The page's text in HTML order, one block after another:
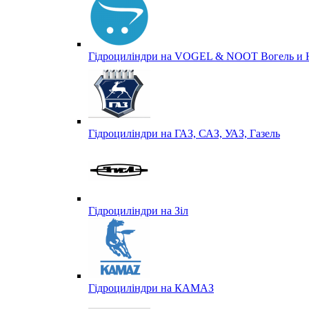
Гідроциліндри на VOGEL & NOOT Вогель и
Гідроциліндри на ГАЗ, САЗ, УАЗ, Газель
Гідроциліндри на Зіл
Гідроциліндри на КАМАЗ